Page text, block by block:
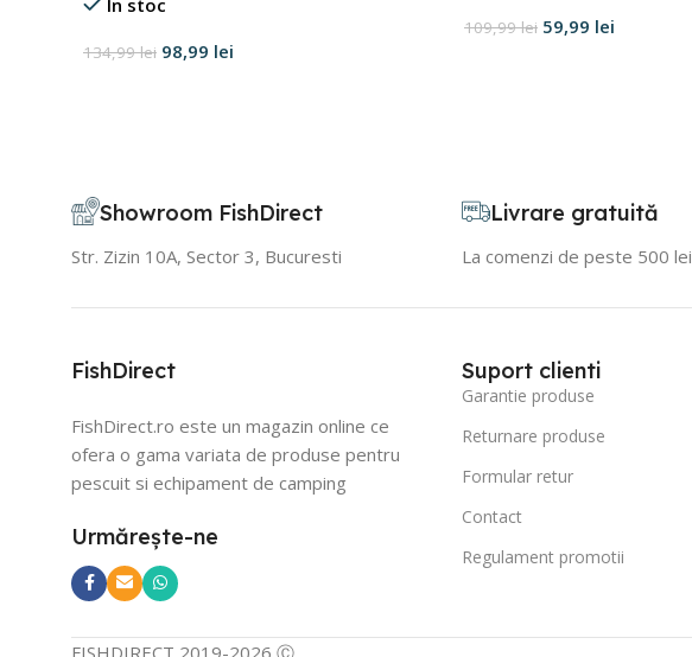
134,99lei 98,99 lei
109,99lei 59,99 lei
Showroom FishDirect
Str. Zizin 10A, Sector 3, Bucuresti
Livrare gratuită
La comenzi de peste 500 lei
FishDirect
FishDirect.ro este un magazin online ce
ofera o gama variata de produse pentru
pescuit si echipament de camping
Urmărește-ne
Suport clienti
Garantie produse
Returnare produse
Formular retur
Contact
Regulament promotii
FISHDIRECT 2019-2026 Ⓒ